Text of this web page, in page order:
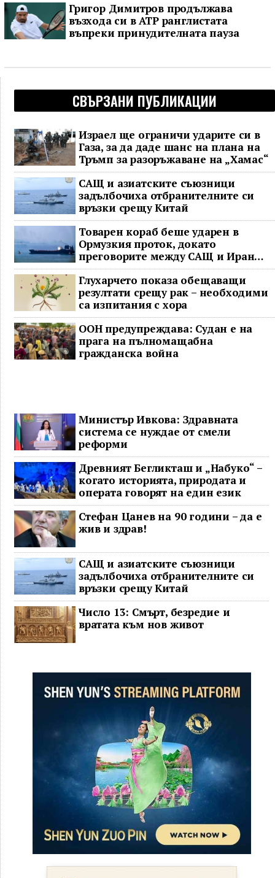
Григор Димитров продължава
възхода си в ATP ранглистата
въпреки принудителната пауза
СВЪРЗАНИ ПУБЛИКАЦИИ
Израел ще ограничи ударите си в
Газа, за да даде шанс на плана на
Тръмп за разоръжаване на „Хамас“
САЩ и азиатските съюзници
задълбочиха отбранителните си
връзки срещу Китай
Товарен кораб беше ударен в
Ормузкия проток, докато
преговорите между САЩ и Иран
останаха в безизходица
Глухарчето показа обещаващи
резултати срещу рак – необходими
са изпитания с хора
ООН предупреждава: Судан е на
прага на пълномащабна
гражданска война
Министър Ивкова: Здравната
система се нуждае от смели
реформи
Древният Бегликташ и „Набуко“ –
когато историята, природата и
операта говорят на един език
Стефан Цанев на 90 години – да е
жив и здрав!
САЩ и азиатските съюзници
задълбочиха отбранителните си
връзки срещу Китай
Число 13: Смърт, безредие и
вратата към нов живот